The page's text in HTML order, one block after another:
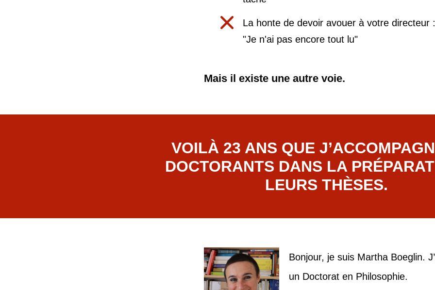
La honte de devoir avouer à votre directeur :
"Je n'ai pas encore tout lu"
Mais il existe une autre voie.
VOILÀ 23 ANS QUE
DOCTORANTS DANS LA
LEURS THÈSES.
Bonjour, je suis Martha Boeglin.
un Doctorat en Philosophie.